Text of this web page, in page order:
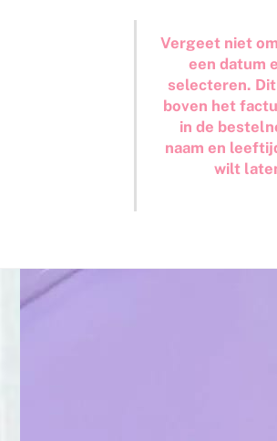
Vergeet niet
een datum
selecteren.
boven het
in de
naam en
wilt